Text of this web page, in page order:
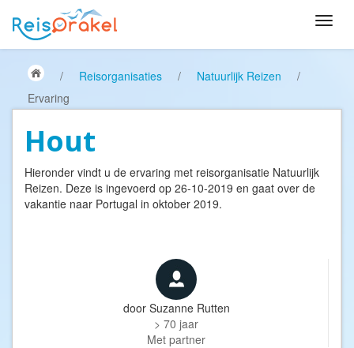
/ Reisorganisaties / Natuurlijk Reizen
/
Ervaring
Hout
Hieronder vindt u de ervaring met reisorganisatie Natuurlijk
Reizen. Deze is ingevoerd op 26-10-2019 en gaat over de
vakantie naar Portugal in oktober 2019.
door Suzanne Rutten
> 70 jaar
Met partner